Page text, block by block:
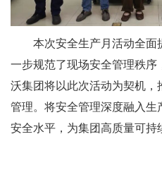
本次安全生产月活动全面
一步规范了现场安全管理秩
沃集团将以此次活动为契机
管理。将安全管理深度融入
安全水平，为集团高质量可持